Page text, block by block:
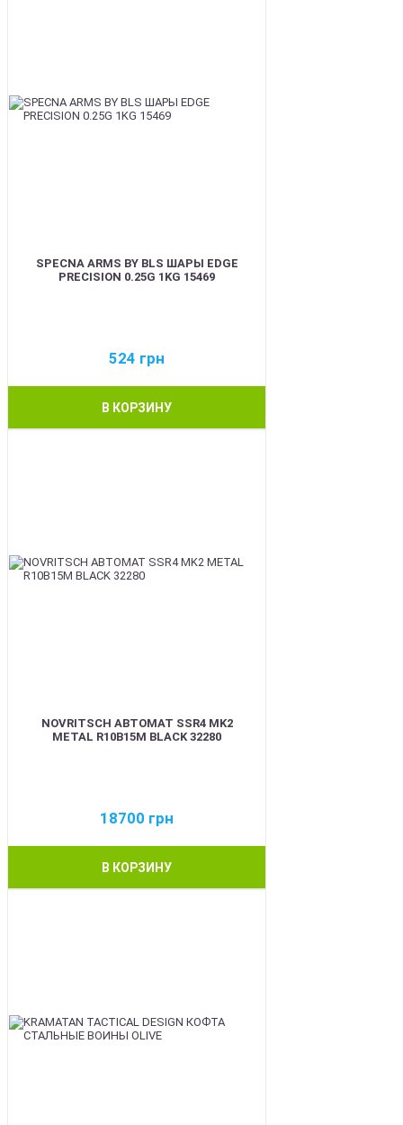
SPECNA ARMS BY BLS ШАРЫ EDGE
PRECISION 0.25G 1KG 15469
524 грн
В КОРЗИНУ
NOVRITSCH АВТОМАТ SSR4 MK2
METAL R10B15M BLACK 32280
18700 грн
В КОРЗИНУ